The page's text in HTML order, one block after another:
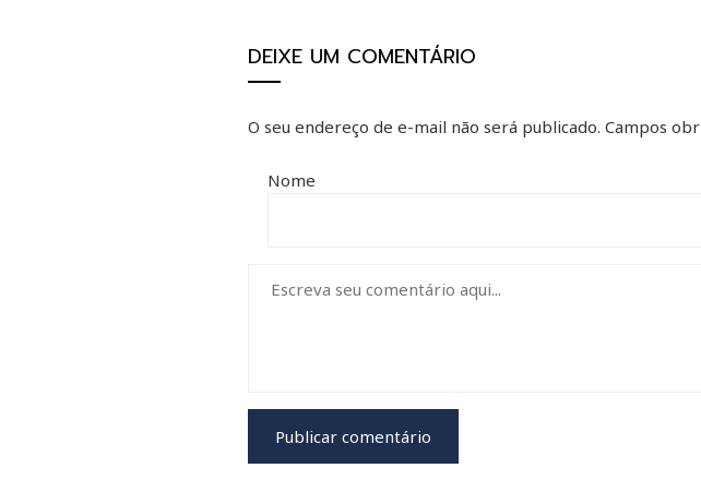
DEIXE UM COMENTÁRIO
O seu endereço de e-mail não será publicado. Campos
Nome